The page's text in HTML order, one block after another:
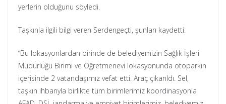
yerlerin olduğunu söyledi.
Taşkınla ilgili bilgi veren Serdengeçti, şunları kaydetti:
“Bu lokasyonlardan birinde de belediyemizin Sağlık İşleri
Müdürlüğü Birimi ve Öğretmenevi lokasyonunda otoparkın
içerisinde 2 vatandaşımız vefat etti. Araç çıkarıldı. Sel,
taşkın ihbarıyla birlikte tüm birimlerimiz koordinasyonla